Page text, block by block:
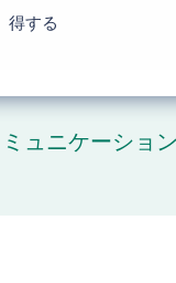
得する
ュニケーショ